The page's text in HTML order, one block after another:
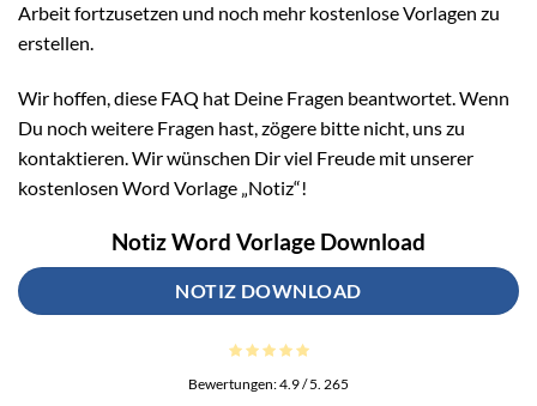
Arbeit fortzusetzen und noch mehr kostenlose Vorlagen zu
erstellen.
Wir hoffen, diese FAQ hat Deine Fragen beantwortet. Wenn
Du noch weitere Fragen hast, zögere bitte nicht, uns zu
kontaktieren. Wir wünschen Dir viel Freude mit unserer
kostenlosen Word Vorlage „Notiz“!
Notiz Word Vorlage Download
NOTIZ DOWNLOAD
Bewertungen:4.9/ 5. 265